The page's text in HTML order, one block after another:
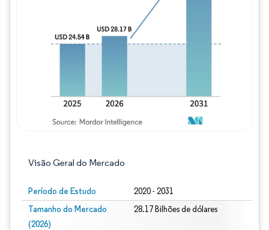
Visão Geral do Mercado
Período de Estudo 2020 - 2031
Tamanho do Mercado
(2026)
28.17 Bilhões de dólares
Imagem © Mordor Intelligence. O reuso